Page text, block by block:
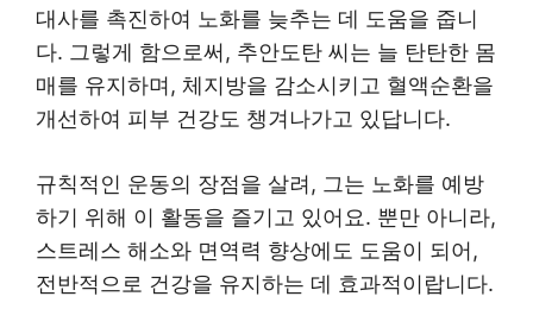
대사를 촉진하여 노화를 늦추는 데 도움을 줍니
다. 그렇게 함으로써, 추안도탄 씨는 늘 탄탄한 몸
매를 유지하며, 체지방을 감소시키고 혈액순환을
개선하여 피부 건강도 챙겨나가고 있답니다.
규칙적인 운동의 장점을 살려, 그는 노화를 예방
하기 위해 이 활동을 즐기고 있어요. 뿐만 아니라,
스트레스 해소와 면역력 향상에도 도움이 되어,
전반적으로 건강을 유지하는 데 효과적이랍니다.